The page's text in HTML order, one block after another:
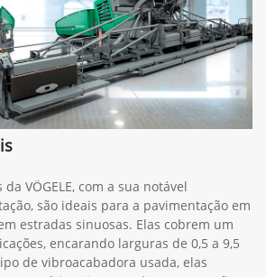
VÖGELE, com a sua notável
são ideais para a pavimentação em
estradas sinuosas. Elas cobrem um
encarando larguras de 0,5 a 9,5
de vibroacabadora usada, elas